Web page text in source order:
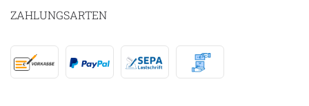
ZAHLUNGSARTEN